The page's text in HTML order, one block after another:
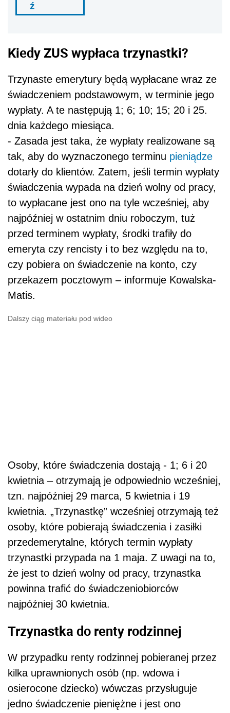
ź
Kiedy ZUS wypłaca trzynastki?
Trzynaste emerytury będą wypłacane wraz ze
świadczeniem podstawowym, w terminie jego
wypłaty. A te następują 1; 6; 10; 15; 20 i 25.
dnia każdego miesiąca.
- Zasada jest taka, że wypłaty realizowane są
tak, aby do wyznaczonego terminu pieniądze
dotarły do klientów. Zatem, jeśli termin wypłaty
świadczenia wypada na dzień wolny od pracy,
to wypłacane jest ono na tyle wcześniej, aby
najpóźniej w ostatnim dniu roboczym, tuż
przed terminem wypłaty, środki trafiły do
emeryta czy rencisty i to bez względu na to,
czy pobiera on świadczenie na konto, czy
przekazem pocztowym – informuje Kowalska-
Matis.
Dalszy ciąg materiału pod wideo
Osoby, które świadczenia dostają - 1; 6 i 20
kwietnia – otrzymają je odpowiednio wcześniej,
tzn. najpóźniej 29 marca, 5 kwietnia i 19
kwietnia. „Trzynastkę” wcześniej otrzymają też
osoby, które pobierają świadczenia i zasiłki
przedemerytalne, których termin wypłaty
trzynastki przypada na 1 maja. Z uwagi na to,
że jest to dzień wolny od pracy, trzynastka
powinna trafić do świadczeniobiorców
najpóźniej 30 kwietnia.
Trzynastka do renty rodzinnej
W przypadku renty rodzinnej pobieranej przez
kilka uprawnionych osób (np. wdowa i
osierocone dziecko) wówczas przysługuje
jedno świadczenie pieniężne i jest ono